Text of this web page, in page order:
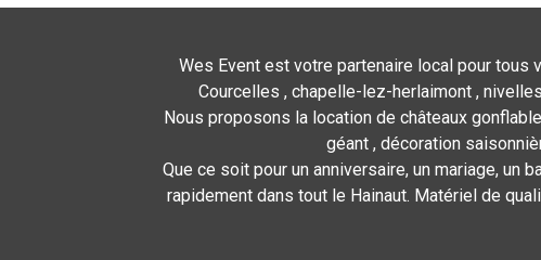
Wes Event est votre partenaire local pour tous
Courcelles , chapelle-lez-herlaimont ,
Nous proposons la location de châteaux
géant , décoration
Que ce soit pour un anniversaire, un mariage, un
rapidement dans tout le Hainaut. Matériel de